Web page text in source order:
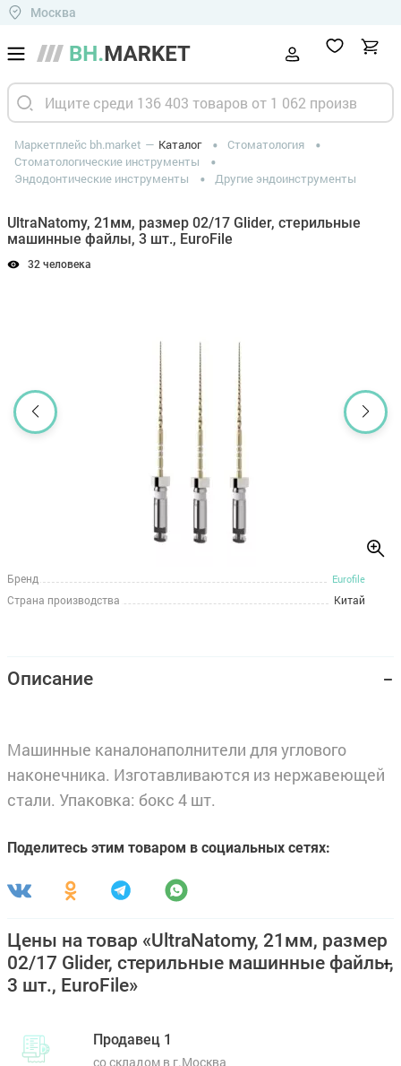
Москва
Маркетплейс bh.market Каталог
Стоматология
Стоматологические инструменты
Эндодонтические инструменты
Другие эндоинструменты
UltraNatomy, 21мм, размер 02/17 Glider, стерильные
машинные файлы, 3 шт., EuroFile
32 человека
Бренд Eurofile
Страна производства Китай
Описание
Машинные каналонаполнители для углового
наконечника. Изготавливаются из нержавеющей
стали. Упаковка: бокс 4 шт.
Поделитесь этим товаром в социальных сетях:
Цены на товар «UltraNatomy, 21мм, размер
02/17 Glider, стерильные машинные файлы,
3 шт., EuroFile»
Продавец 1
со складом в г.Москва